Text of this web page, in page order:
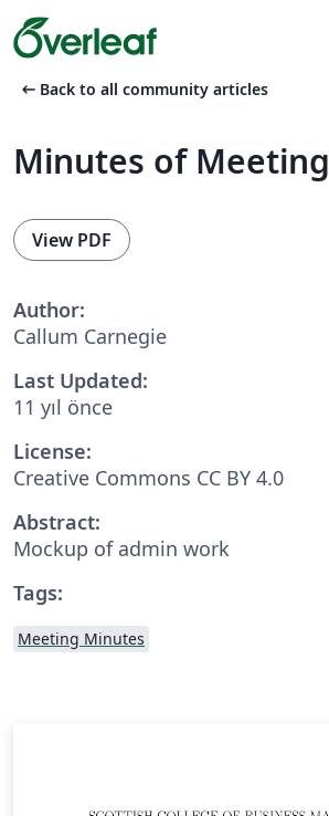
arrow_left_alt Back to all community articles
Minutes of Meeting
View PDF
Author:
Callum Carnegie
Last Updated:
11 yıl önce
License:
Creative Commons CC BY 4.0
Abstract:
Mockup of admin work
Tags:
Meeting Minutes